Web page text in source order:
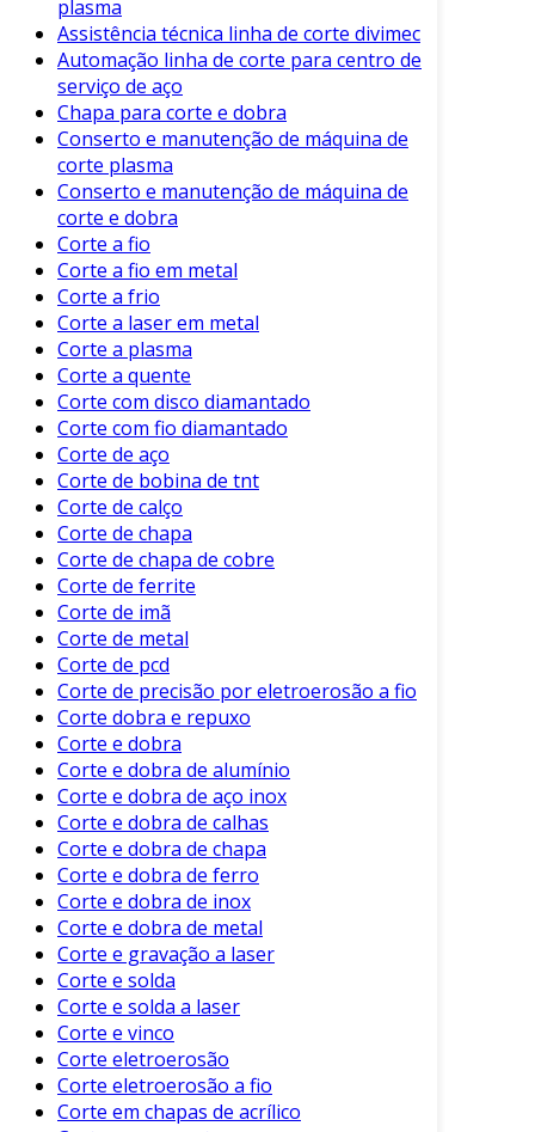
equipamento.
Benefícios da Manutenção Regular
Entre os principais benefícios de uma
manutenção eficiente, destacam-se:
Aumento da Durabilidade
Equipamentos bem mantidos apresentam
uma vida útil significativamente maior.
Economia de Custos
é possível evitar gastos elevados com
reparos emergenciais.
Melhor Qualidade de Corte
máquina em boas condições proporciona
cortes mais precisos e menos re-trabalho.
Segurança: A manutenção ajuda a
prevenir acidentes, garantindo que todos
os componentes estejam funcionando
conforme o esperado.
Principais Componentes a Serem
Verificados
Para realizar uma manutenção eficaz, é
importante focar em componentes específicos
da máquina de corte plasma. Os principais itens
a serem verificados incluem:
Bicos de Corte: Verifique se estão
desgastados. Troque-os quando
necessário.
Eletrodos: Inspecione e substitua se
estiverem danificados ou desgastados.
Sistema de Gás
há vazamentos e que a pressão do gás
está adequada.
Cabos e Conexões
para verificar se não há danos ou
desconexões.
plasma
Assistência técnica linha de corte divimec
Automação linha de corte para centro de
serviço de aço
Chapa para corte e dobra
Conserto e manutenção de máquina de
corte plasma
Conserto e manutenção de máquina de
corte e dobra
Corte a fio
Corte a fio em metal
Corte a frio
Corte a laser em metal
Corte a plasma
Corte a quente
Corte com disco diamantado
Corte com fio diamantado
Corte de aço
Corte de bobina de tnt
Corte de calço
Corte de chapa
Corte de chapa de cobre
Corte de ferrite
Corte de imã
Corte de metal
Corte de pcd
Corte de precisão por eletroerosão a fio
Corte dobra e repuxo
Corte e dobra
Corte e dobra de alumínio
Corte e dobra de aço inox
Corte e dobra de calhas
Corte e dobra de chapa
Corte e dobra de ferro
Corte e dobra de inox
Corte e dobra de metal
Corte e gravação a laser
Corte e solda
Corte e solda a laser
Corte e vinco
Corte eletroerosão
Corte eletroerosão a fio
Corte em chapas de acrílico